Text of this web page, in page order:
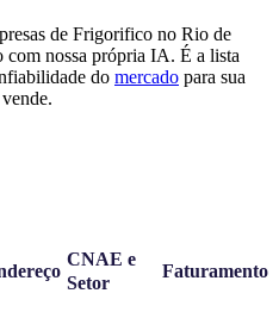
de Frigorifico no Rio de
com nossa própria IA. É a lista
do mercado para sua
CNAE e
Setor
Faturamento